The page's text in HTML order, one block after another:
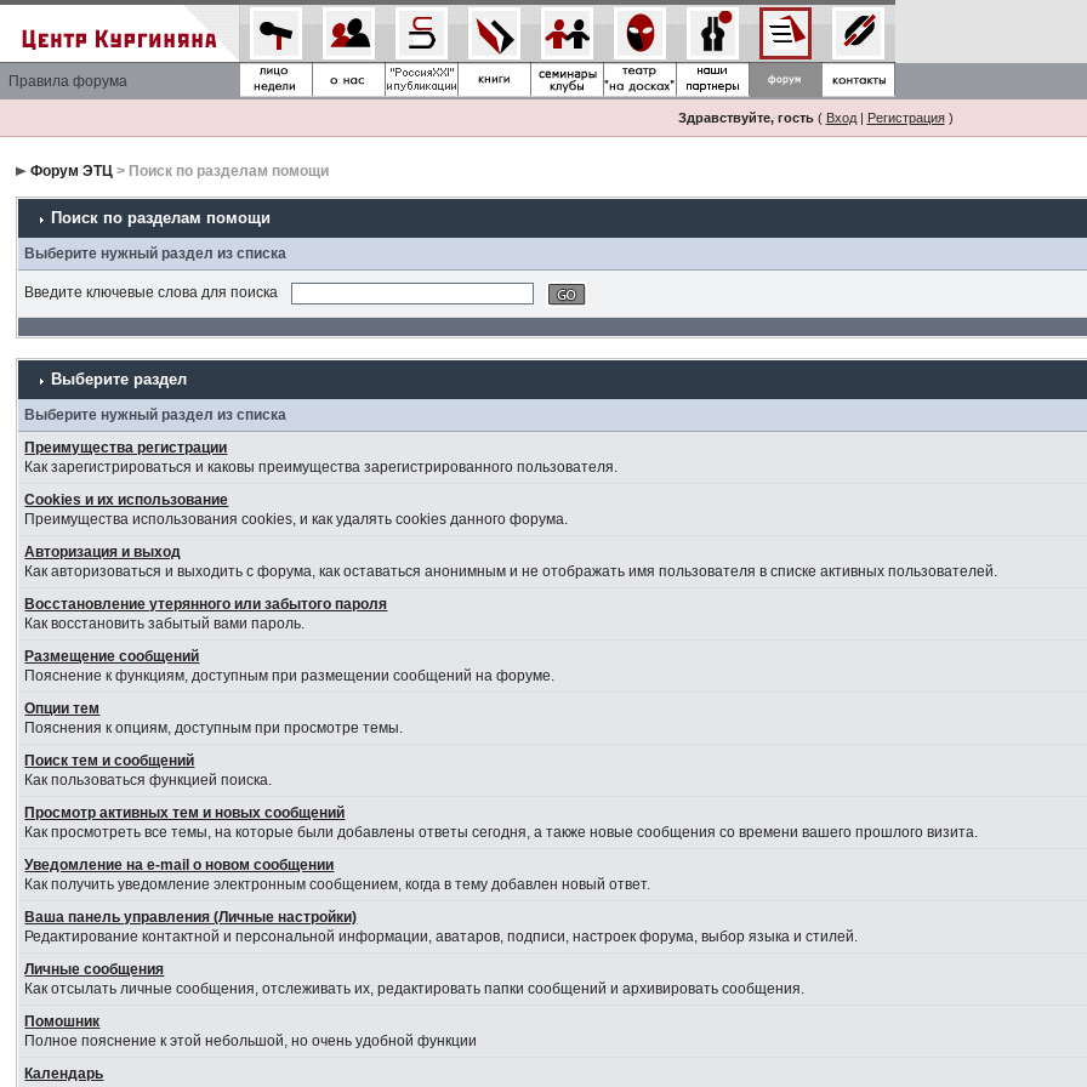
Правила форума
Здравствуйте, гость( Вход| Регистрация)
Форум ЭТЦ > Поиск по разделам помощи
Поиск по разделам помощи
Выберите нужный раздел из списка
Введите ключевые слова для поиска
Выберите раздел
Выберите нужный раздел из списка
Преимущества регистрации
Как зарегистрироваться и каковы преимущества зарегистрированного пользователя.
Cookies и их использование
Преимущества использования cookies, и как удалять cookies данного форума.
Авторизация и выход
Как авторизоваться и выходить с форума, как оставаться анонимным и не отображать имя пользователя в списке активных пользователей.
Восстановление утерянного или забытого пароля
Как восстановить забытый вами пароль.
Размещение сообщений
Пояснение к функциям, доступным при размещении сообщений на форуме.
Опции тем
Пояснения к опциям, доступным при просмотре темы.
Поиск тем и сообщений
Как пользоваться функцией поиска.
Просмотр активных тем и новых сообщений
Как просмотреть все темы, на которые были добавлены ответы сегодня, а также новые сообщения со времени вашего прошлого визита.
Уведомление на е-mail о новом сообщении
Как получить уведомление электронным сообщением, когда в тему добавлен новый ответ.
Ваша панель управления (Личные настройки)
Редактирование контактной и персональной информации, аватаров, подписи, настроек форума, выбор языка и стилей.
Личные сообщения
Как отсылать личные сообщения, отслеживать их, редактировать папки сообщений и архивировать сообщения.
Помошник
Полное пояснение к этой небольшой, но очень удобной функции
Календарь